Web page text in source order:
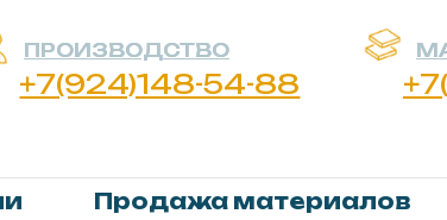
54-88
МАТЕРИАЛЫ
Продажа материалов